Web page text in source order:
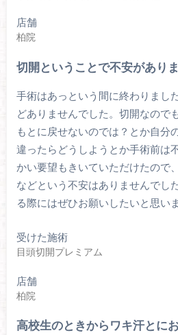
店舗
柏院
切開ということで不安がありま
手術はあっという間に終わりまし
どありませんでした。切開なので
もとに戻せないのでは？とか自分
違ったらどうしようとか手術前は
かい要望もきいていただけたので
などという不安はありませんでし
る際にはぜひお願いしたいと思い
受けた施術
目頭切開プレミアム
店舗
柏院
高校生のときからワキ汗とに